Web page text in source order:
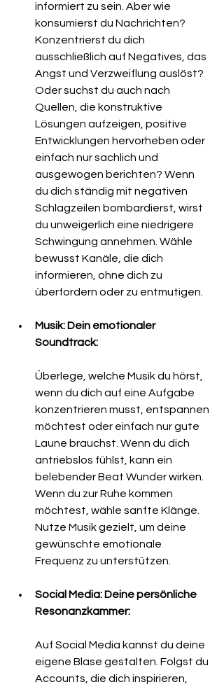
informiert zu sein. Aber wie
konsumierst du Nachrichten?
Konzentrierst du dich
ausschließlich auf Negatives, das
Angst und Verzweiflung auslöst?
Oder suchst du auch nach
Quellen, die konstruktive
Lösungen aufzeigen, positive
Entwicklungen hervorheben oder
einfach nur sachlich und
ausgewogen berichten? Wenn
du dich ständig mit negativen
Schlagzeilen bombardierst, wirst
du unweigerlich eine niedrigere
Schwingung annehmen. Wähle
bewusst Kanäle, die dich
informieren, ohne dich zu
überfordern oder zu entmutigen.
Musik: Dein emotionaler
Soundtrack:
Überlege, welche Musik du hörst,
wenn du dich auf eine Aufgabe
konzentrieren musst, entspannen
möchtest oder einfach nur gute
Laune brauchst. Wenn du dich
antriebslos fühlst, kann ein
belebender Beat Wunder wirken.
Wenn du zur Ruhe kommen
möchtest, wähle sanfte Klänge.
Nutze Musik gezielt, um deine
gewünschte emotionale
Frequenz zu unterstützen.
Social Media: Deine persönliche
Resonanzkammer:
Auf Social Media kannst du deine
eigene Blase gestalten. Folgst du
Accounts, die dich inspirieren,